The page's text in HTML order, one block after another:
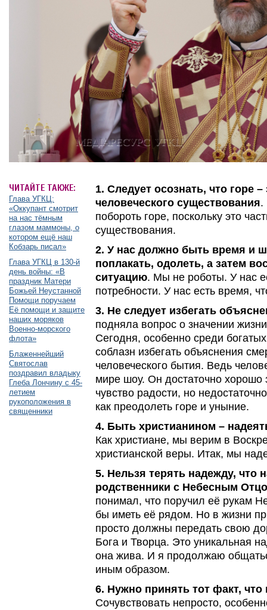
ЧИТАЙТЕ ТАКЖЕ:
Глава УГКЦ:
«Оккупант смотрит
на нас тёмным
глазом маммоны, о
котором ещё наш
Кобзарь писал»
Глава УГКЦ в 130-й
день войны: «В
праздник Матери
Божьей Неустанной
Помощи поручаем
Её помощи и защите
наших моряков
Военно-морского
флота»
Блаженнейший
Святослав
поздравил владыку
Глеба Лончину с 45-
летием
рукоположения в
священники
1. Следует осознать, что горе
человеческого существования.
побороть горе, поскольку это
существования.
2. У нас должно быть время и
поплакать, одолеть, а затем
ситуацию. Мы не роботы. У нас
потребности. У нас есть время,
3. Не следует избегать
подняла вопрос о значении
Сегодня, особенно среди
соблазн избегать объяснения
человеческого бытия. Ведь
мире шоу. Он достаточно хорошо
чувство радости, но
как преодолеть горе и уныние.
4. Быть христианином –
Как христиане, мы верим в
христианской веры. Итак, мы
5. Нельзя терять надежду, что
родственники с Небесным
понимал, что поручил её рукам
бы иметь её рядом. Но в жизни
просто должны передать свою
Бога и Творца. Это уникальная
она жива. И я продолжаю
иным образом.
6. Нужно принять тот факт, что
Сочувствовать непросто,